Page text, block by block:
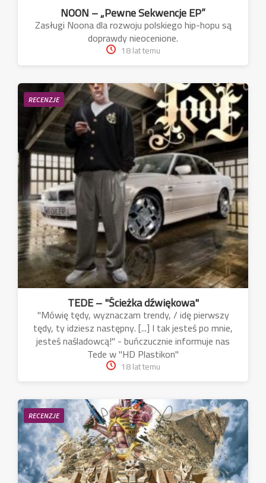
NOON – „Pewne Sekwencje EP”
Zasługi Noona dla rozwoju polskiego hip-hopu są
doprawdy nieocenione.
18 lat temu
RECENZJE
TEDE – "Ścieżka dźwiękowa"
"Mówię tędy, wyznaczam trendy, / idę pierwszy
tędy, ty idziesz następny. [...] I tak jesteś po mnie,
jesteś naśladowcą!" - buńczucznie informuje nas
Tede w "HD Plastikon"
18 lat temu
RECENZJE